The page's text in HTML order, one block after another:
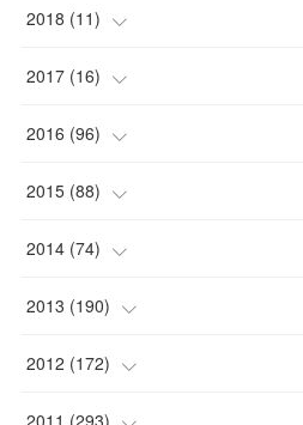
( 1)
(1)
( 1)
(1)
2018 (11)
(2)
(1)
(1)
(1)
2017 (16)
(1)
(2)
(1)
( 3)
2016 (96)
(2)
(5)
(6)
(3)
2015 (88)
(4)
(7)
(6)
(6)
2014 (74)
(9)
(14)
(6)
2013 (190)
(17)
(22)
2012 (172)
(12)
2011 (293)